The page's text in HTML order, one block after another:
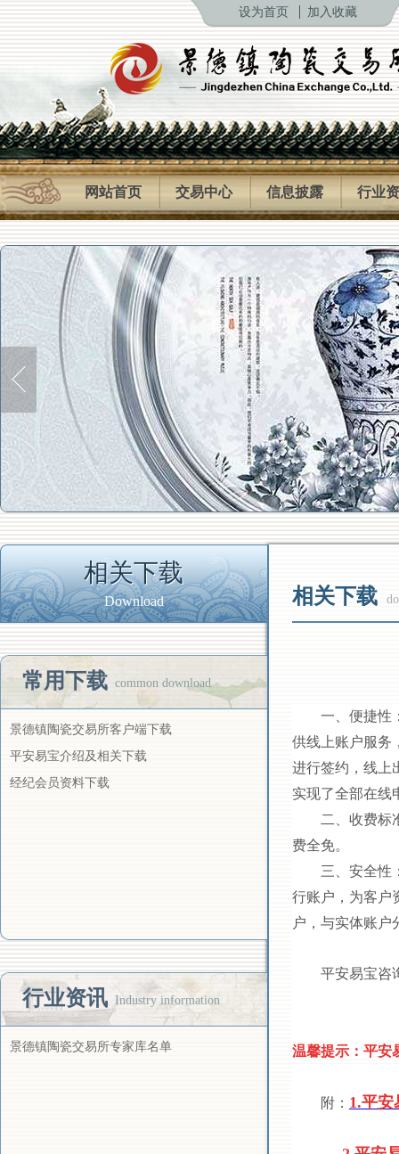
设为首页 加入收藏
网站首页 交易中心 信息披露 行业
相关下载
Download
常用下载 common download
景德镇陶瓷交易所客户端下载
平安易宝介绍及相关下载
经纪会员资料下载
行业资讯 Industry information
景德镇陶瓷交易所专家库名单
相关下载
一、便捷性
供线上账户服务
进行签约，线上
实现了全部在线
二、收费标
费全免。
三、安全性
行账户，为客户
户，与实体账户
平安易宝咨
温馨提示：平安
附： 1.平安